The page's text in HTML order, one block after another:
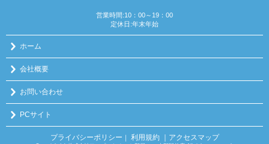
営業時間:10：00～19：00
定休日:年末年始
ホーム
会社概要
お問い合わせ
PCサイト
プライバシーポリシー 利用規約 ｜アクセスマップ